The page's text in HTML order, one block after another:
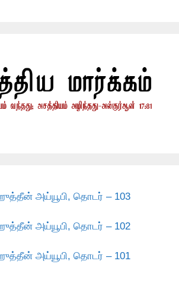
அய்யூபி, தொடர் – 103
அய்யூபி, தொடர் – 102
அய்யூபி, தொடர் – 101